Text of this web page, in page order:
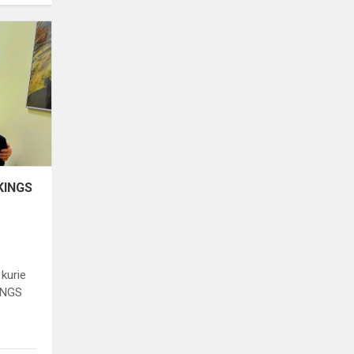
Mūsų
mokyklos
geriausi
KINGS